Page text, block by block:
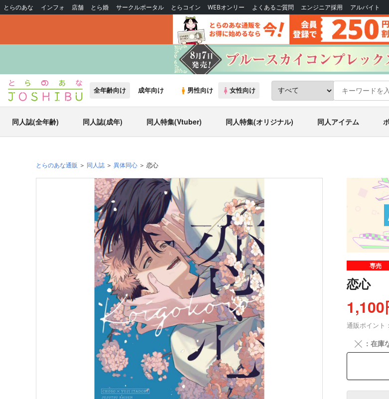
とらのあな インフォ 店舗 とら婚 サークルポータル とらコイン WEBオンリー よくあるご質問 エンジニア採用 アルバイト
全年齢向け 成年向け 男性向け 女性向け
同人誌(全年齢) 同人誌(成年) 同人特集(Vtuber) 同人特集(オリジナル) 同人アイテム
とらのあな通販 同人誌 異体同心 恋心
専売
恋心
1,100
通販ポイント：
╳ ：在庫